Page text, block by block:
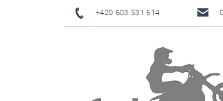
+420 603 531 614